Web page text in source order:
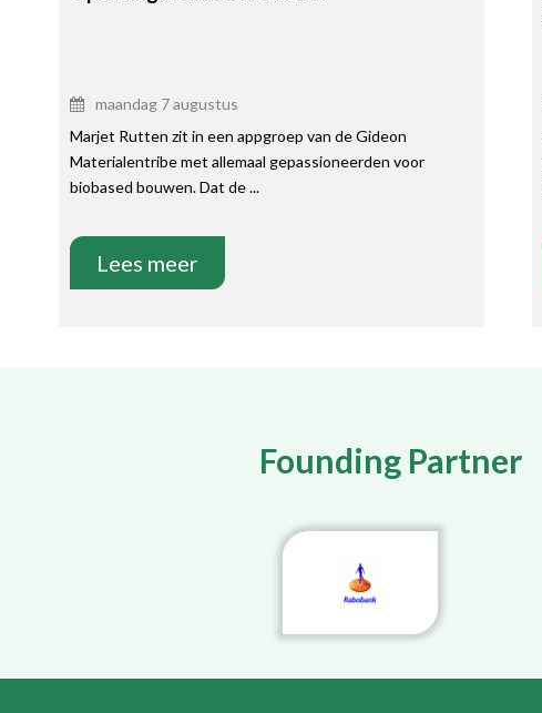
maandag 7 augustus
Marjet Rutten zit in een appgroep van de Gideon
Materialentribe met allemaal gepassioneerden voor
biobased bouwen. Dat de ...
Lees meer
Founding Partner